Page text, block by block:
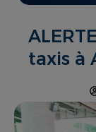
taxis à